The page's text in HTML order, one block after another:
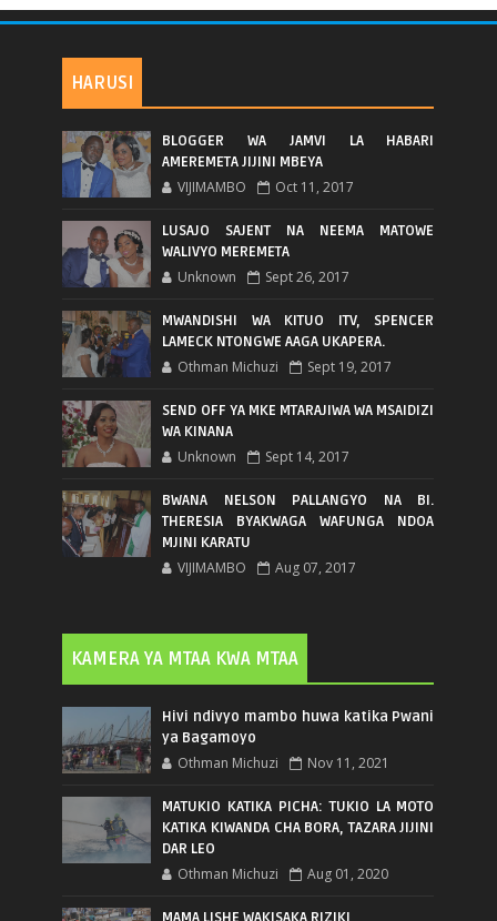
HARUSI
BLOGGER WA JAMVI LA HABARI
AMEREMETA JIJINI MBEYA
VIJIMAMBO Oct 11, 2017
LUSAJO SAJENT NA NEEMA MATOWE
WALIVYO MEREMETA
Unknown Sept 26, 2017
MWANDISHI WA KITUO ITV, SPENCER
LAMECK NTONGWE AAGA UKAPERA.
Othman Michuzi Sept 19, 2017
SEND OFF YA MKE MTARAJIWA WA MSAIDIZI
WA KINANA
Unknown Sept 14, 2017
BWANA NELSON PALLANGYO NA BI.
THERESIA BYAKWAGA WAFUNGA NDOA
MJINI KARATU
VIJIMAMBO Aug 07, 2017
KAMERA YA MTAA KWA MTAA
Hivi ndivyo mambo huwa katika Pwani
ya Bagamoyo
Othman Michuzi Nov 11, 2021
MATUKIO KATIKA PICHA: TUKIO LA MOTO
KATIKA KIWANDA CHA BORA, TAZARA JIJINI
DAR LEO
Othman Michuzi Aug 01, 2020
MAMA LISHE WAKISAKA RIZIKI